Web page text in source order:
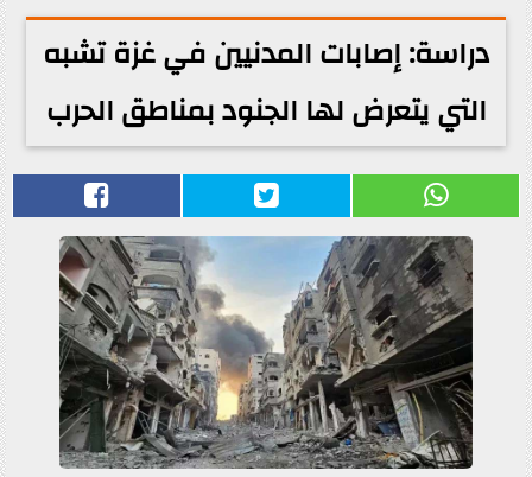
2025-09-26 15:10:30
دراسة: إصابات المدنيين في غزة تشبه
التي يتعرض لها الجنود بمناطق الحرب